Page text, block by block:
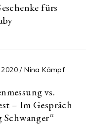
fürs
2020/ Nina Kämpf
vs.
– Im Gespräch